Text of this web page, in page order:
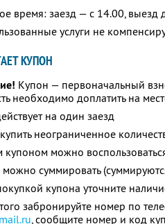
время: заезд — с 14.00, выезд
услуги не
КУПОН
Купон — первоначальный
необходимо доплатить на
на один заезд
неограниченное
можно
суммировать
купона уточните
забронируйте номер по
, сообщите номер и код